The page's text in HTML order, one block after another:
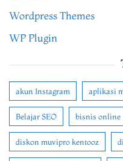
Wordpress Themes
WP Plugin
akun Instagram aplikasi
Belajar SEO bisnis online
diskon muvipro kentooz